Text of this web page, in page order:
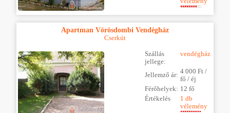
Apartman Vörösdombi Vendégház
Cserkút
Szállás
jellege:
vendégház
Jellemző ár: 4 000 Ft /
fő / éj
Férőhelyek: 12 fő
Értékelés
1 db
vélemény